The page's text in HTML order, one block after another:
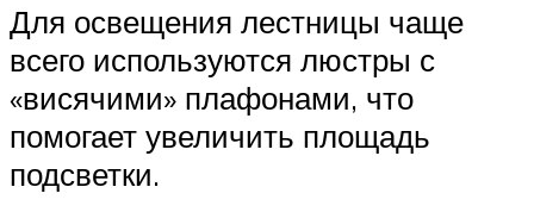
Для освещения лестницы чаще
всего используются люстры с
«висячими» плафонами, что
помогает увеличить площадь
подсветки.